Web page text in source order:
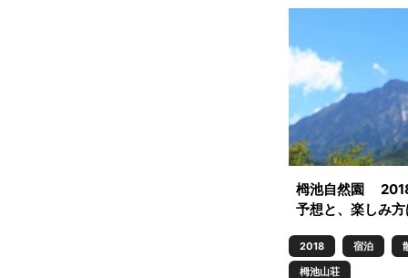
栂池自然園
予想と、楽しみ
2018 宿泊
栂池山荘